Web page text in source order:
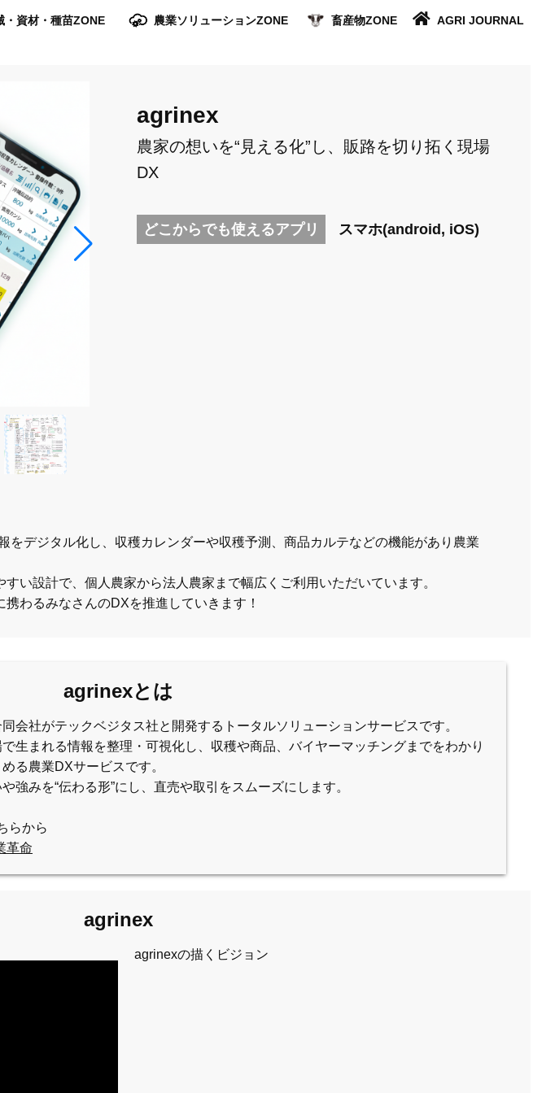
・資材・種苗ZONE 農業ソリューションZONE 畜産物ZONE AGRI JOURNAL
agrinex
農家の想いを“見える化”し、販路を切り拓く現場
DX
どこからでも使えるアプリ スマホ(android, iOS)
をデジタル化し、収穫カレンダーや収穫予測、商品カルテなどの機能があり農業
い設計で、個人農家から法人農家まで幅広くご利用いただいています。
わるみなさんのDXを推進していきます！
agrinexとは
会社がテックベジタス社と開発するトータルソリューションサービスです。
生まれる情報を整理・可視化し、収穫や商品、バイヤーマッチングまでをわかり
る農業DXサービスです。
強みを“伝わる形”にし、直売や取引をスムーズにします。
らから
革命
agrinex
agrinexの描くビジョン